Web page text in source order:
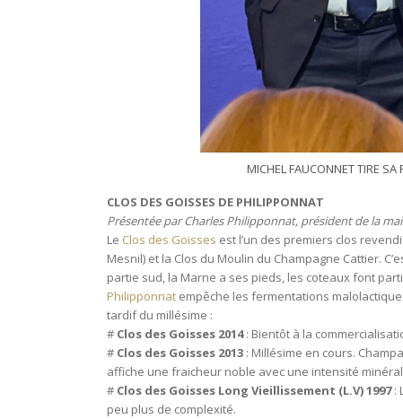
MICHEL FAUCONNET TIRE SA
CLOS DES GOISSES DE PHILIPPONNAT
Présentée par Charles Philipponnat, président de la
Le Clos des Goisses est l’un des premiers clos
Mesnil) et la Clos du Moulin du Champagne Cattier.
partie sud, la Marne a ses pieds, les coteaux font
Philipponnat empêche les fermentations
tardif du millésime :
# Clos des Goisses 2014: Bientôt à la
# Clos des Goisses 2013 : Millésime en cours.
affiche une fraicheur noble avec une intensité
# Clos des Goisses Long Vieillissement (L.V) 1997:
peu plus de complexité.